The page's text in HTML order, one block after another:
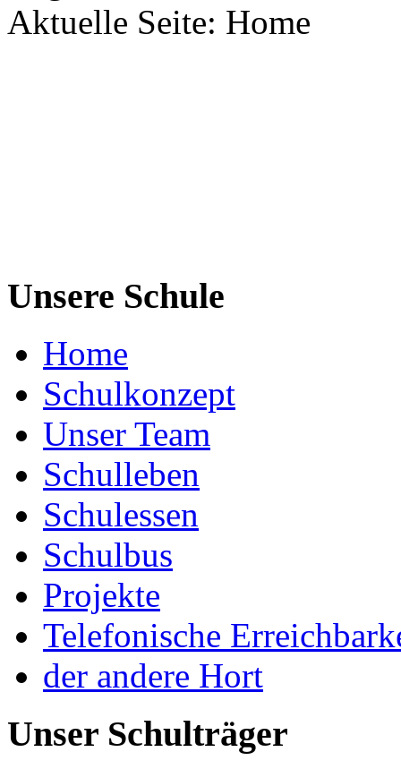
Aktuelle Seite: Home
Unsere Schule
Home
Schulkonzept
Unser Team
Schulleben
Schulessen
Schulbus
Projekte
Telefonische
der andere Hort
Unser Schulträger